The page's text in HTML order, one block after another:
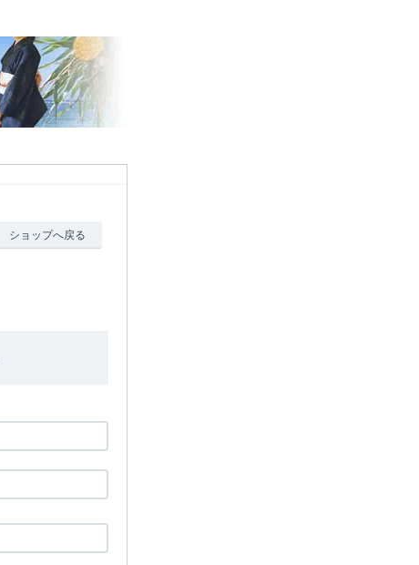
ショップへ戻る